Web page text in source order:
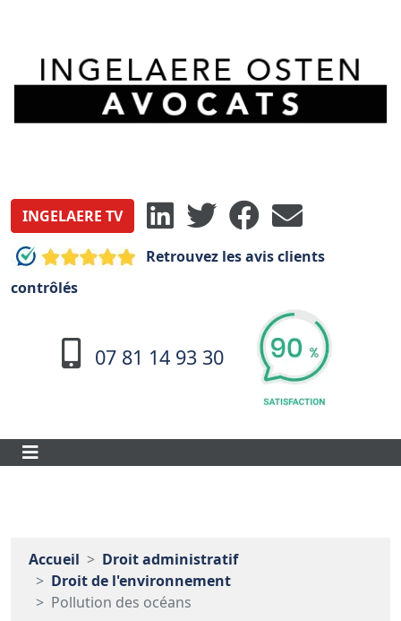
INGELAERE TV
Retrouvez les avis clients
contrôlés
07 81 14 93 30
Accueil
Droit administratif
Droit de l'environnement
Pollution des océans